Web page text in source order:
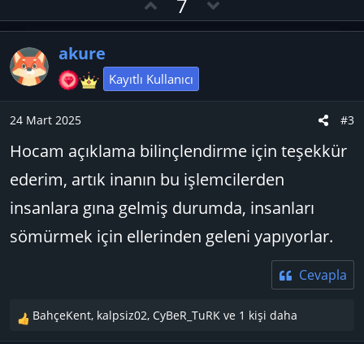
k
l
e
y
a
7
o
o
e
akure
Kayıtlı Kullanıcı
24 Mart 2025 #3
Hocam açıklama bilinçlendirme için teşekkür
ederim, artık inanın bu işlemcilerden
insanlara gına gelmiş durumda, insanları
sömürmek için ellerinden geleni yapıyorlar.
Cevapla
T
e
BahçeKent, kalpsiz02, CyBeR_TuRK ve 1 kişi daha